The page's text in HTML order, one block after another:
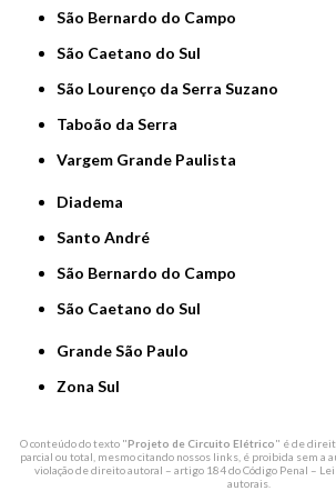
São Bernardo do Campo
São Caetano do Sul
São Lourenço da Serra Suzano
Taboão da Serra
Vargem Grande Paulista
Diadema
Santo André
São Bernardo do Campo
São Caetano do Sul
Grande São Paulo
Zona Sul
O conteúdo do texto "Projeto de Circuito Elétrico" é de
parcial ou total, mesmo citando nossos links, é proibida sem a
violação de direito autoral – artigo 184 do Código Penal –
autorais.